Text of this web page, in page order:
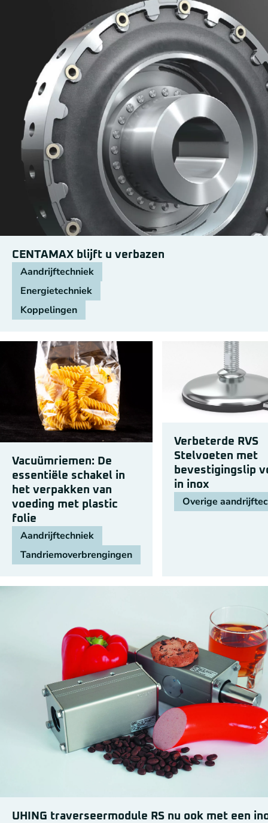
CENTAMAX blijft u verbazen
Aandrijftechniek
Energietechniek
Koppelingen
Vacuümriemen: De
essentiële schakel in
het verpakken van
voeding met plastic
folie
Aandrijftechniek
Tandriemoverbrengingen
Verbeterde RVS
Stelvoeten met
bevestigingslip
in inox
Overige
UHING traverseermodule RS nu ook met een